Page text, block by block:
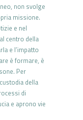
non svolge
missione.
e nel
centro della
e l’impatto
è formare, è
Per
della
di
e aprono vie